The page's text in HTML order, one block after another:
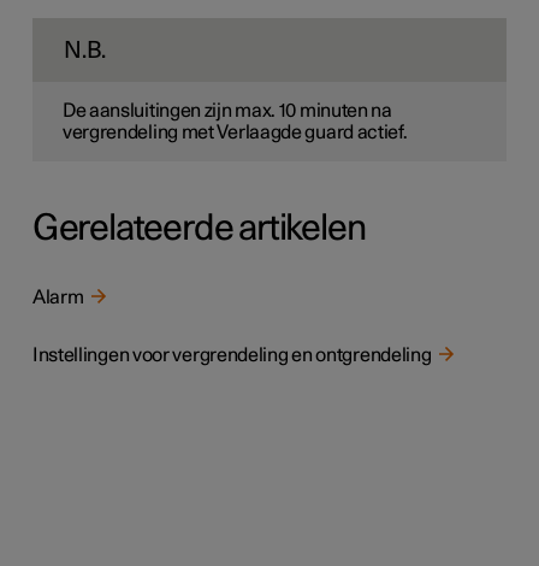
N.B.
De aansluitingen zijn max. 10 minuten na
vergrendeling met Verlaagde guard actief.
Gerelateerde artikelen
Alarm
Instellingen voor vergrendeling en ontgrendeling